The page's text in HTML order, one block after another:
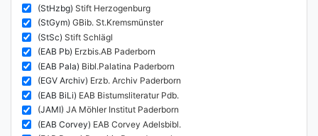
(StHzbg) Stift Herzogenburg
(StGym) GBib. St.Kremsmünster
(StSc) Stift Schlägl
(EAB Pb) Erzbis.AB Paderborn
(EAB Pala) Bibl.Palatina Paderborn
(EGV Archiv) Erzb. Archiv Paderborn
(EAB BiLi) EAB Bistumsliteratur Pdb.
(JAMI) JA Möhler Institut Paderborn
(EAB Corvey) EAB Corvey Adelsbibl.